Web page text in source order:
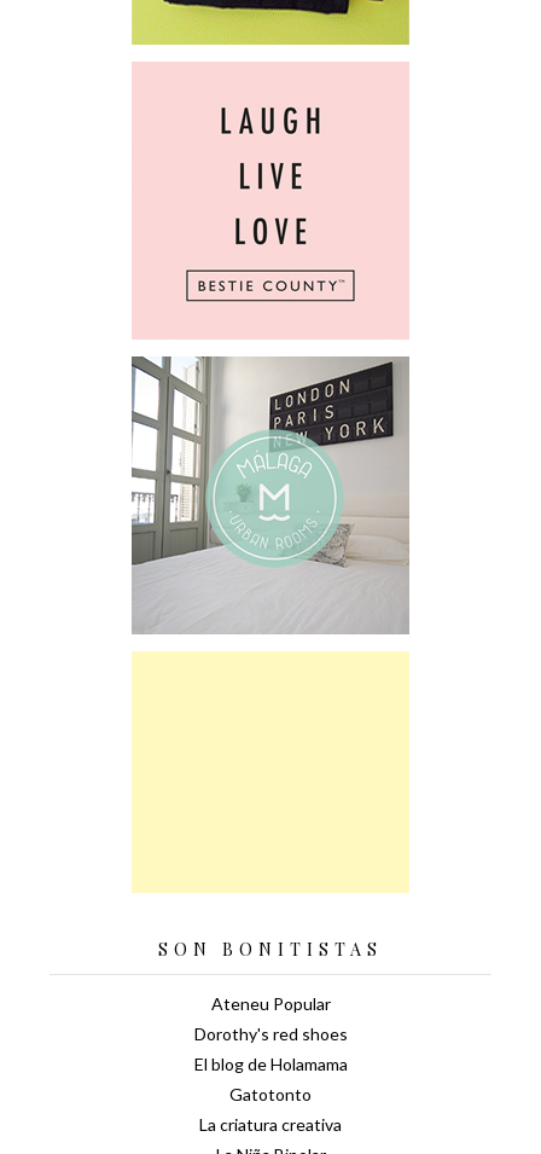
SON BONITISTAS
Ateneu Popular
Dorothy's red shoes
El blog de Holamama
Gatotonto
La criatura creativa